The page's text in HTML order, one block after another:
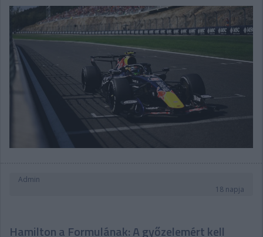
Admin
18 napja
Hamilton a Formulának: A győzelemért kell